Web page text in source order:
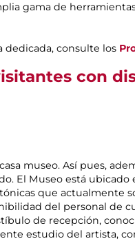
gama de
dedicada, consulte los
con
museo. Así pues,
El Museo está ubicado
que actualmente
del personal de
de recepción,
estudio del artista,